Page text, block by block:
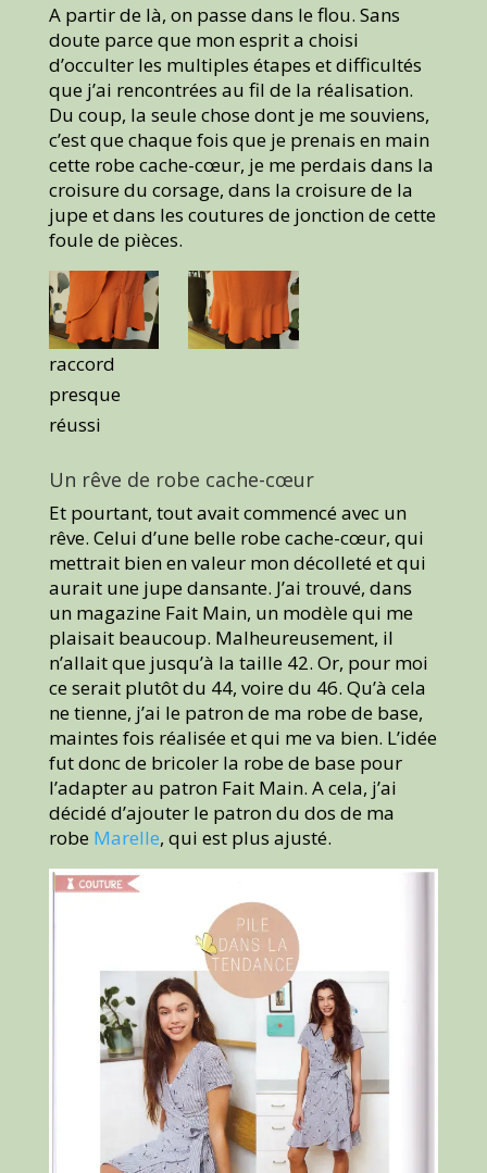
A partir de là, on passe dans le flou. Sans
doute parce que mon esprit a choisi
d’occulter les multiples étapes et difficultés
que j’ai rencontrées au fil de la réalisation.
Du coup, la seule chose dont je me souviens,
c’est que chaque fois que je prenais en main
cette robe cache-cœur, je me perdais dans la
croisure du corsage, dans la croisure de la
jupe et dans les coutures de jonction de cette
foule de pièces.
raccord
presque
réussi
Un rêve de robe cache-cœur
Et pourtant, tout avait commencé avec un
rêve. Celui d’une belle robe cache-cœur, qui
mettrait bien en valeur mon décolleté et qui
aurait une jupe dansante. J’ai trouvé, dans
un magazine Fait Main, un modèle qui me
plaisait beaucoup. Malheureusement, il
n’allait que jusqu’à la taille 42. Or, pour moi
ce serait plutôt du 44, voire du 46. Qu’à cela
ne tienne, j’ai le patron de ma robe de base,
maintes fois réalisée et qui me va bien. L’idée
fut donc de bricoler la robe de base pour
l’adapter au patron Fait Main. A cela, j’ai
décidé d’ajouter le patron du dos de ma
robe Marelle, qui est plus ajusté.